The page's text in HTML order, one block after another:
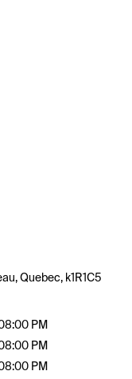
Quebec, k1R1C5
PM
PM
PM